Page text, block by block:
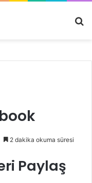
2 dakika okuma süresi
Paylaş